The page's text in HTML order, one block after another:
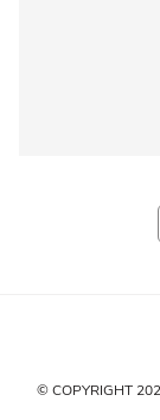
© COPYRIGHT